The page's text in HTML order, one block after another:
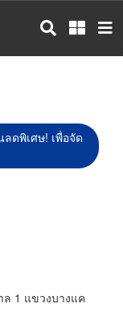
ดพิเศษ! เพื่อจัด
1 แขวงบางแค